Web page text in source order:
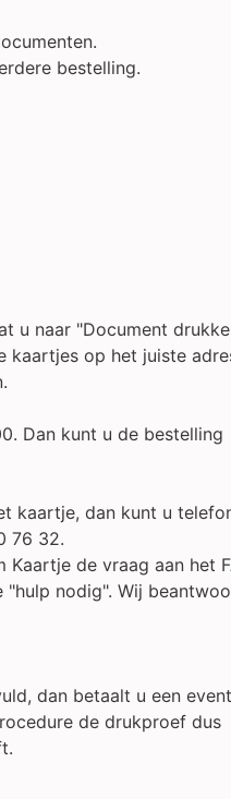
bestelling.
u naar "Document
kaartjes op het juiste
Dan kunt u de bestelling
kaartje, dan kunt u
76 32.
de vraag aan het
nodig". Wij
dan betaalt u een
de drukproef dus